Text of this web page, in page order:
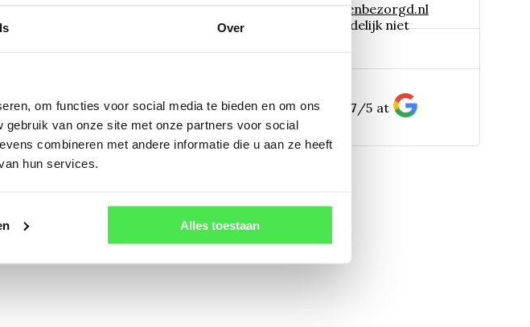
Over
om functies voor social media te bieden en om ons
van onze site met onze partners voor social
combineren met andere informatie die u aan ze heeft
hun services.
Alles toestaan
info@tuinplantenbezorgd.nl
06 45 601 508 (tijdelijk niet
156 customers give us a 4.7 /5 at